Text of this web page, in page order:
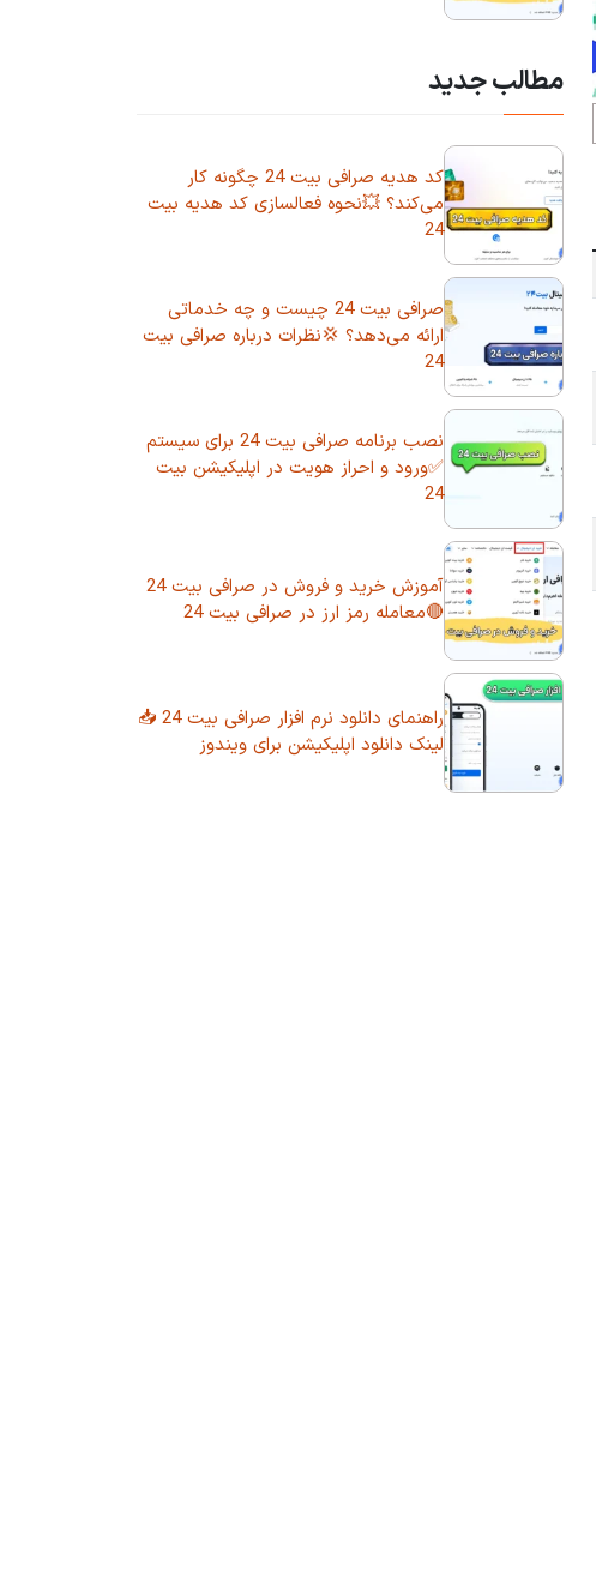
مطالب جدید
کد هدیه صرافی بیت 24 چگونه کار
می‌کند؟ 💥نحوه فعالسازی کد هدیه بیت
24
صرافی بیت 24 چیست و چه خدماتی
ارائه می‌دهد؟ 💢نظرات درباره صرافی بیت
24
نصب برنامه صرافی بیت 24 برای سیستم
✅ورود و احراز هویت در اپلیکیشن بیت
24
آموزش خرید و فروش در صرافی بیت 24
🔴معامله رمز ارز در صرافی بیت 24
راهنمای دانلود نرم افزار صرافی بیت 24 📥
لینک دانلود اپلیکیشن برای ویندوز